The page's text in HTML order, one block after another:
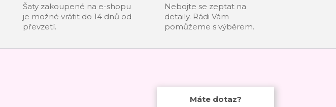
Šaty zakoupené na e-shopu
je možné vrátit do 14 dnů od
převzetí.
Nebojte se zeptat na
detaily. Rádi Vám
pomůžeme s výběrem.
Máte dotaz?